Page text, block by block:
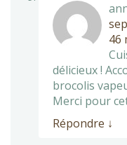
46
délicieux !
brocolis
Merci pour
Répondre ↓